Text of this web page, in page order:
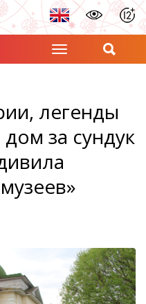
легенды
за сундук